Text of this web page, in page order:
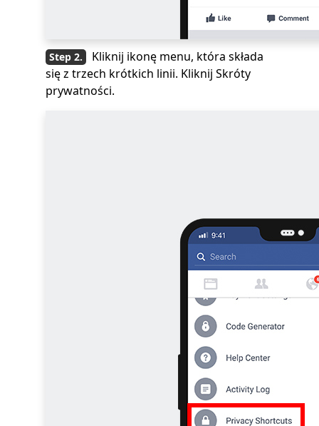
Kliknij ikonę menu, która składa
się z trzech krótkich linii. Kliknij Skróty
prywatności.